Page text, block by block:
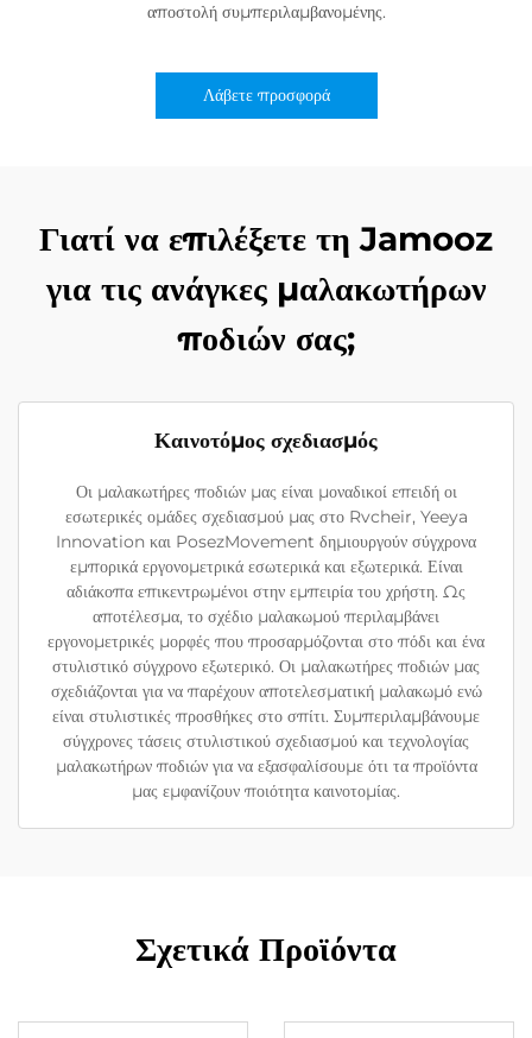
αποστολή συμπεριλαμβανομένης.
Λάβετε προσφορά
Γιατί να επιλέξετε τη Jamooz
για τις ανάγκες μαλακωτήρων
ποδιών σας;
Καινοτόμος σχεδιασμός
Οι μαλακωτήρες ποδιών μας είναι μοναδικοί επειδή οι
εσωτερικές ομάδες σχεδιασμού μας στο Rvcheir, Yeeya
Innovation και PosezMovement δημιουργούν σύγχρονα
εμπορικά εργονομετρικά εσωτερικά και εξωτερικά. Είναι
αδιάκοπα επικεντρωμένοι στην εμπειρία του χρήστη. Ως
αποτέλεσμα, το σχέδιο μαλακωμού περιλαμβάνει
εργονομετρικές μορφές που προσαρμόζονται στο πόδι και ένα
στυλιστικό σύγχρονο εξωτερικό. Οι μαλακωτήρες ποδιών μας
σχεδιάζονται για να παρέχουν αποτελεσματική μαλακωμό ενώ
είναι στυλιστικές προσθήκες στο σπίτι. Συμπεριλαμβάνουμε
σύγχρονες τάσεις στυλιστικού σχεδιασμού και τεχνολογίας
μαλακωτήρων ποδιών για να εξασφαλίσουμε ότι τα προϊόντα
μας εμφανίζουν ποιότητα καινοτομίας.
Σχετικά Προϊόντα